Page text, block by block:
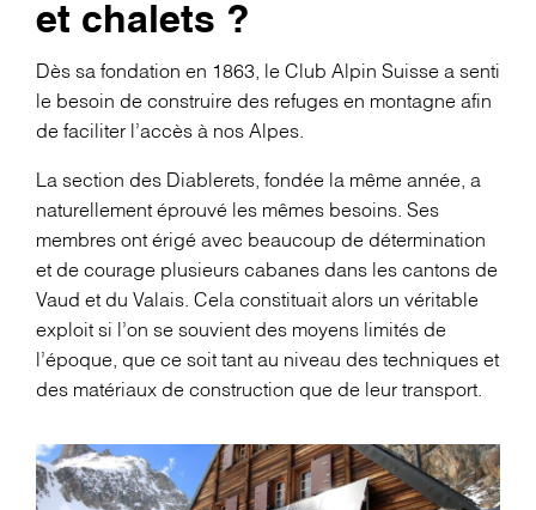
et chalets ?
Dès sa fondation en 1863, le Club Alpin Suisse a senti
le besoin de construire des refuges en montagne afin
de faciliter l’accès à nos Alpes.
La section des Diablerets, fondée la même année, a
naturellement éprouvé les mêmes besoins. Ses
membres ont érigé avec beaucoup de détermination
et de courage plusieurs cabanes dans les cantons de
Vaud et du Valais. Cela constituait alors un véritable
exploit si l’on se souvient des moyens limités de
l’époque, que ce soit tant au niveau des techniques et
des matériaux de construction que de leur transport.